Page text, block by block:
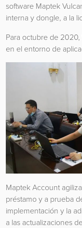
software Maptek
interna y dongle, a la
Para octubre de
en el entorno de
Maptek Account
préstamo y a prueba
implementación y la
a las actualizaciones